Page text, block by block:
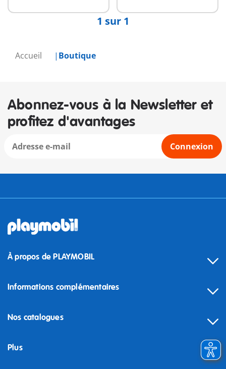
Accueil Boutique
1 sur 1
Abonnez-vous à la Newsletter et
profitez d'avantages
Connexion
À propos de PLAYMOBIL
Informations complémentaires
Nos catalogues
Plus